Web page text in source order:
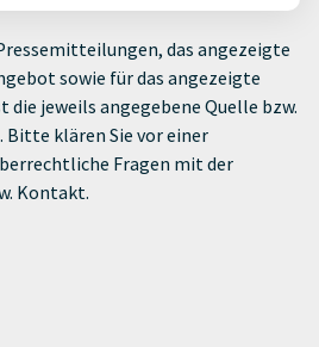
das angezeigte
sowie für das angezeigte
jeweils angegebene Quelle bzw.
klären Sie vor einer
Fragen mit der
Kontakt.